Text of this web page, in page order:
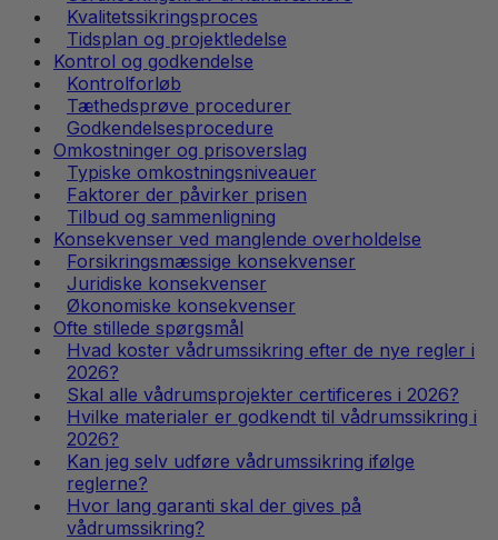
Kvalitetssikringsproces
Tidsplan og projektledelse
Kontrol og godkendelse
Kontrolforløb
Tæthedsprøve procedurer
Godkendelsesprocedure
Omkostninger og prisoverslag
Typiske omkostningsniveauer
Faktorer der påvirker prisen
Tilbud og sammenligning
Konsekvenser ved manglende overholdelse
Forsikringsmæssige konsekvenser
Juridiske konsekvenser
Økonomiske konsekvenser
Ofte stillede spørgsmål
Hvad koster vådrumssikring efter de nye regler i
2026?
Skal alle vådrumsprojekter certificeres i 2026?
Hvilke materialer er godkendt til vådrumssikring i
2026?
Kan jeg selv udføre vådrumssikring ifølge
reglerne?
Hvor lang garanti skal der gives på
vådrumssikring?